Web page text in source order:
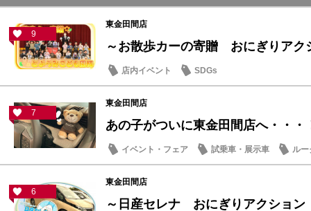
9
東金田間店
～お散歩カーの寄贈 おにぎりアク
店内イベント SDGs
7
東金田間店
あの子がついに東金田間店へ・・・
イベント・フェア 試乗車・展示車 ルー
6
東金田間店
～日産セレナ おにぎりアクショ